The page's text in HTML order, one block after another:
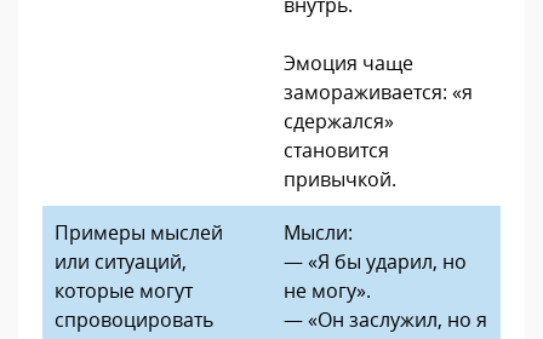
Эмоция чаще
замораживается: «я
сдержался»
становится
привычкой.
Примеры мыслей
или ситуаций,
которые могут
спровоцировать
Мысли:
— «Я бы ударил, но
не могу».
— «Он заслужил, но я